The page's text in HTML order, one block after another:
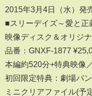
2015年3月4日（水）発
■スリーデイズ～愛と正
映像ディスク＆オリジ
品番：GNXF-1877
本編約520分+特典映像
初回限定特典：劇場パ
ミニクリアファイル(予